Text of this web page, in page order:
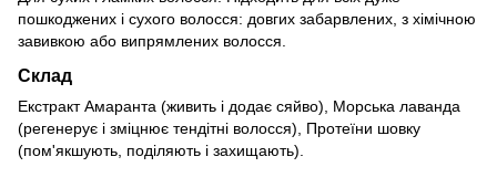
пошкоджених і сухого волосся: довгих забарвлених, з хімічною
завивкою або випрямлених волосся.
Склад
Екстракт Амаранта (живить і додає сяйво), Морська лаванда
(регенерує і зміцнює тендітні волосся), Протеїни шовку
(пом'якшують, поділяють і захищають).